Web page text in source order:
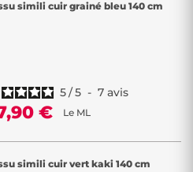
simili cuir grainé bleu 140 cm
5/5 - 7 avis
€ Le ML
simili cuir vert kaki 140 cm